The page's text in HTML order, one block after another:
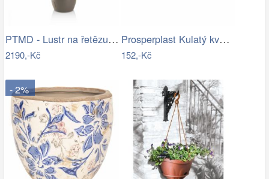
PTMD - Lustr na řetězu JOFF 1xE27/40W…
2190,-Kč
Prosperplast Kulatý květináč s vkladem …
152,-Kč
- 2%